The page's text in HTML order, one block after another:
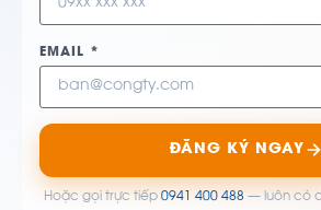
EMAIL *
ĐĂNG KÝ NGAY
Hoặc gọi trực tiếp 0941 400 488— luôn có